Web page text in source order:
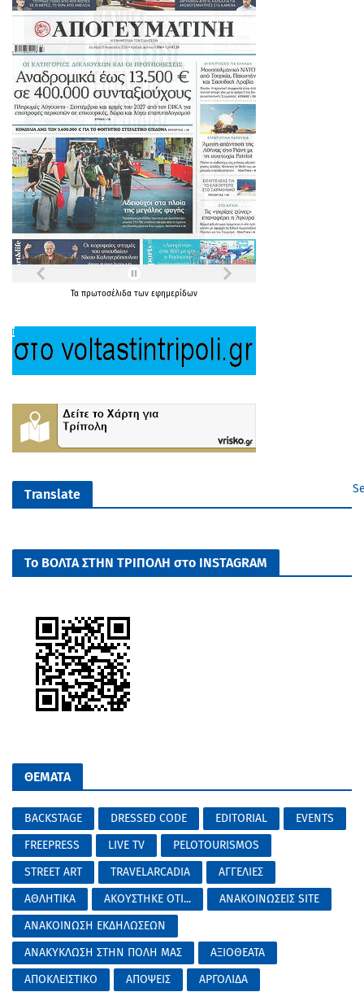
Τα πρωτοσέλιδα των εφημερίδων
Translate
Το ΒΟΛΤΑ ΣΤΗΝ ΤΡΙΠΟΛΗ στο INSTAGRAM
ΘΕΜΑΤΑ
BACKSTAGE DRESSED CODE EDITORIAL
EVENTS
FREEPRESS
LIVE TV
PELOTOURISMOS
STREET ART
TRAVELARCADIA
ΑΓΓΕΛΙΕΣ
ΑΘΛΗΤΙΚΑ
ΑΚΟΥΣΤΗΚΕ ΟΤΙ...
ΑΝΑΚΟΙΝΩΣΕΙΣ SITE
ΑΝΑΚΟΙΝΩΣΗ ΕΚΔΗΛΩΣΕΩΝ
ΑΝΑΚΥΚΛΩΣΗ ΣΤΗΝ ΠΟΛΗ ΜΑΣ
ΑΞΙΟΘΕΑΤΑ
ΑΠΟΚΛΕΙΣΤΙΚΟ
ΑΠΟΨΕΙΣ
ΑΡΓΟΛΙΔΑ